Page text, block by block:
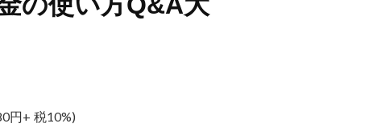
円+ 税10%)